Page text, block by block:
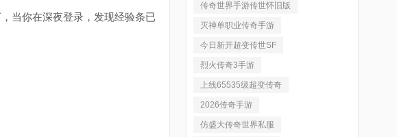
当你在深夜登录，发现经验条已
传奇世界手游传世怀旧版
灭神单职业传奇手游
今日新开超变传世SF
烈火传奇3手游
上线65535级超变传奇
2026传奇手游
仿盛大传奇世界私服